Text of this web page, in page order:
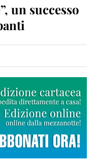
un successo